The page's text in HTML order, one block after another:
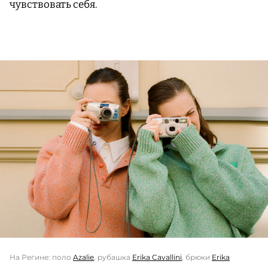
чувствовать себя.
На Регине: поло Azalie , рубашка Erika Cavallini , брюки Erika